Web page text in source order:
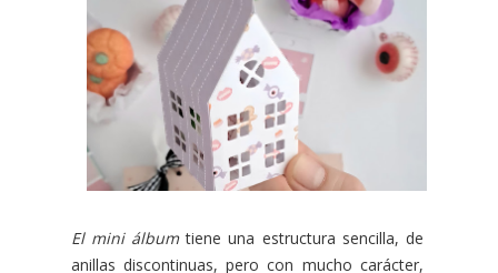
El mini álbumtiene una estructura sencilla, de
anillas discontinuas, pero con mucho carácter,